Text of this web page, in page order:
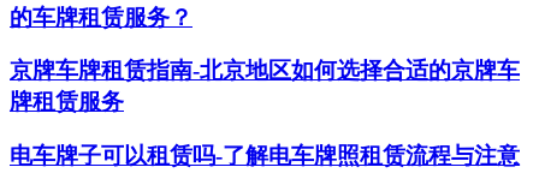
的车牌租赁服务？
京牌车牌租赁指南-北京地区如何选择合适的京牌车
牌租赁服务
电车牌子可以租赁吗-了解电车牌照租赁流程与注意